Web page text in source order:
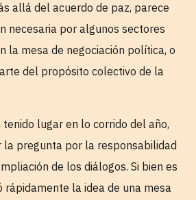
allá del acuerdo de paz, parece
necesaria por algunos sectores
la mesa de negociación política, o
del propósito colectivo de la
tenido lugar en lo corrido del año,
pregunta por la responsabilidad
de los diálogos. Si bien es
rápidamente la idea de una mesa